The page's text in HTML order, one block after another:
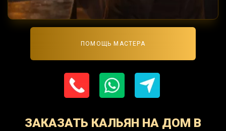
ПОМОЩЬ МАСТЕРА
ЗАКАЗАТЬ КАЛЬЯН НА ДОМ В